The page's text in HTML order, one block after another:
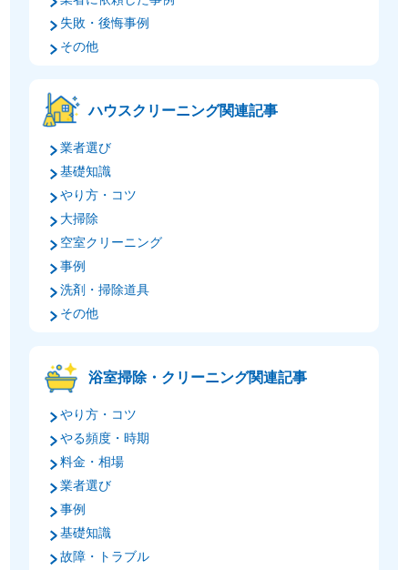
失敗・後悔事例
その他
ハウスクリーニング関連記事
業者選び
基礎知識
やり方・コツ
大掃除
空室クリーニング
事例
洗剤・掃除道具
その他
浴室掃除・クリーニング関連記事
やり方・コツ
やる頻度・時期
料金・相場
業者選び
事例
基礎知識
故障・トラブル